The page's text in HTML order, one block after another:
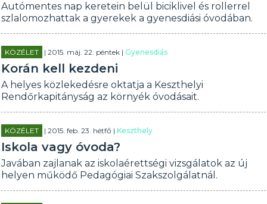
Autómentes nap keretein belül biciklivel és rollerrel
szlalomozhattak a gyerekek a gyenesdiási óvodában.
KÖZÉLET | 2015. máj. 22. péntek |Gyenesdiás
Korán kell kezdeni
A helyes közlekedésre oktatja a Keszthelyi
Rendőrkapitányság az környék óvodásait.
KÖZÉLET | 2015. feb. 23. hétfő |Keszthely
Iskola vagy óvoda?
Javában zajlanak az iskolaérettségi vizsgálatok az új
helyen működő Pedagógiai Szakszolgálatnál.